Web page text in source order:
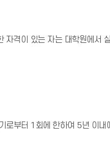
격이 있는 자는 대학원에서
부터 1회에 한하여 5년 이